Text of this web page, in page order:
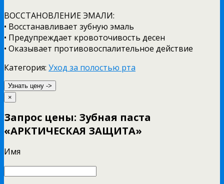
ВОССТАНОВЛЕНИЕ ЭМАЛИ:
• Восстанавливает зубную эмаль
• Предупреждает кровоточивость десен
• Оказывает противовоспалительное действие
Категория: Уход за полостью рта
Узнать цену ->
×
Запрос цены: Зубная паста
«АРКТИЧЕСКАЯ ЗАЩИТА»
Имя